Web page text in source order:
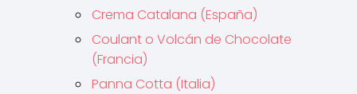
Crema Catalana (España)
Coulant o Volcán de Chocolate
(Francia)
Panna Cotta (Italia)